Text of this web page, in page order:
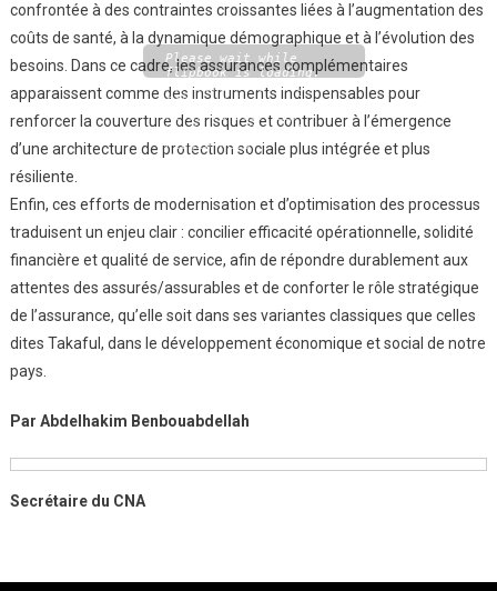
confrontée à des contraintes croissantes liées à l’augmentation des
coûts de santé, à la dynamique démographique et à l’évolution des
besoins. Dans ce cadre, les assurances complémentaires
apparaissent comme des instruments indispensables pour
renforcer la couverture des risques et contribuer à l’émergence
d’une architecture de protection sociale plus intégrée et plus
résiliente.
Enfin, ces efforts de modernisation et d’optimisation des processus
traduisent un enjeu clair : concilier efficacité opérationnelle, solidité
financière et qualité de service, afin de répondre durablement aux
attentes des assurés/assurables et de conforter le rôle stratégique
de l’assurance, qu’elle soit dans ses variantes classiques que celles
dites Takaful, dans le développement économique et social de notre
pays.
Par Abdelhakim Benbouabdellah
Please wait while
flipbook is loading.
For more related info,
FAQs and issues please
refer to DearFlip
WordPress Flipbook
Plugin Help
documentation.
Secrétaire du CNA